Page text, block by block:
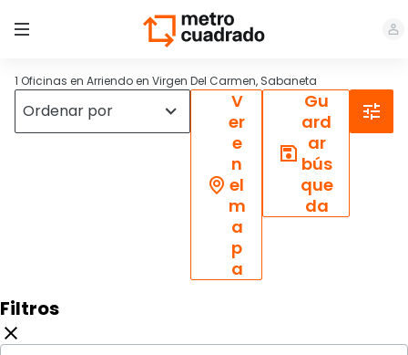
1 Oficinas en Arriendo en Virgen Del Carmen, Sabaneta
V
er
e
n
el
m
a
p
a
Gu
ard
ar
bús
que
da
Filtros